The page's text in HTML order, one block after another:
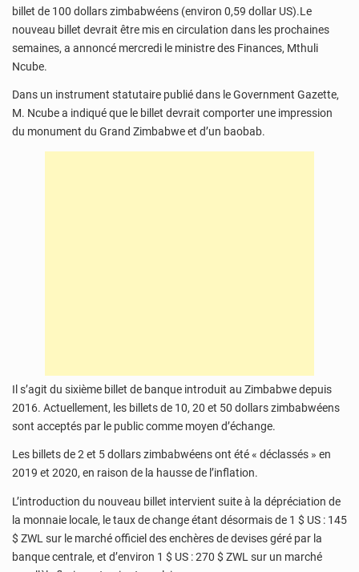
billet de 100 dollars zimbabwéens (environ 0,59 dollar US).Le
nouveau billet devrait être mis en circulation dans les prochaines
semaines, a annoncé mercredi le ministre des Finances, Mthuli
Ncube.
Dans un instrument statutaire publié dans le Government Gazette,
M. Ncube a indiqué que le billet devrait comporter une impression
du monument du Grand Zimbabwe et d’un baobab.
Il s’agit du sixième billet de banque introduit au Zimbabwe depuis
2016. Actuellement, les billets de 10, 20 et 50 dollars zimbabwéens
sont acceptés par le public comme moyen d’échange.
Les billets de 2 et 5 dollars zimbabwéens ont été « déclassés » en
2019 et 2020, en raison de la hausse de l’inflation.
L’introduction du nouveau billet intervient suite à la dépréciation de
la monnaie locale, le taux de change étant désormais de 1 $ US : 145
$ ZWL sur le marché officiel des enchères de devises géré par la
banque centrale, et d’environ 1 $ US : 270 $ ZWL sur un marché